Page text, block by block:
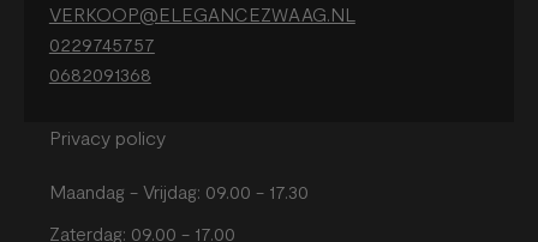
VERKOOP@ELEGANCEZWAAG.NL
0229745757
0682091368
Privacy policy
Maandag - Vrijdag: 09.00 - 17.30
Zaterdag: 09.00 - 17.00